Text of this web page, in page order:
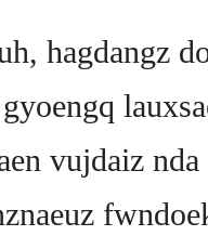
hagdangz
vujdaiz